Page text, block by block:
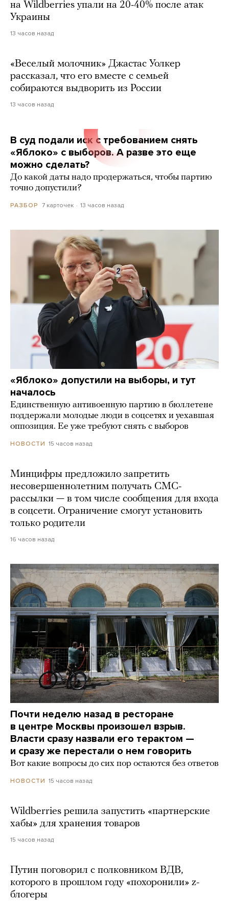
на Wildberries упали на 20-40% после атак
Украины
13 часов назад
«Веселый молочник» Джастас Уолкер
рассказал, что его вместе с семьей
собираются выдворить из России
13 часов назад
В суд подали иск с требованием снять
«Яблоко» с выборов. А разве это еще
можно сделать?
До какой даты надо продержаться, чтобы партию
точно допустили?
РАЗБОР 7 карточек 13 часов назад
«Яблоко» допустили на выборы, и тут
началось
Единственную антивоенную партию в бюллетене
поддержали молодые люди в соцсетях и уехавшая
оппозиция. Ее уже требуют снять с выборов
НОВОСТИ 15 часов назад
Минцифры предложило запретить
несовершеннолетним получать СМС-
рассылки — в том числе сообщения для входа
в соцсети. Ограничение смогут установить
только родители
16 часов назад
Почти неделю назад в ресторане
в центре Москвы произошел взрыв.
Власти сразу назвали его терактом —
и сразу же перестали о нем говорить
Вот какие вопросы до сих пор остаются без ответов
НОВОСТИ 15 часов назад
Wildberries решила запустить «партнерские
хабы» для хранения товаров
15 часов назад
Путин поговорил с полковником ВДВ,
которого в прошлом году «похоронили» z-
блогеры